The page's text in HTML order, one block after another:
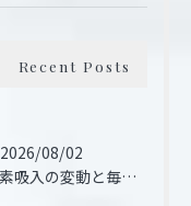
Recent Posts
2026/08/02
水素吸入の変動と毎日続けた場合の体感や効果の違いを徹底検証